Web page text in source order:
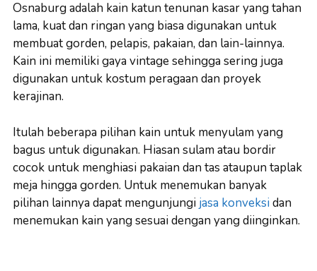
Osnaburg adalah kain katun tenunan kasar yang tahan
lama, kuat dan ringan yang biasa digunakan untuk
membuat gorden, pelapis, pakaian, dan lain-lainnya.
Kain ini memiliki gaya vintage sehingga sering juga
digunakan untuk kostum peragaan dan proyek
kerajinan.
Itulah beberapa pilihan kain untuk menyulam yang
bagus untuk digunakan. Hiasan sulam atau bordir
cocok untuk menghiasi pakaian dan tas ataupun taplak
meja hingga gorden. Untuk menemukan banyak
pilihan lainnya dapat mengunjungi jasa konveksidan
menemukan kain yang sesuai dengan yang diinginkan.